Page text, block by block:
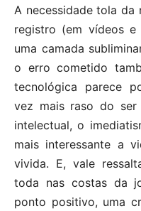
A necessidade tola da
registro (em vídeos
uma camada
o erro cometido
tecnológica parece
vez mais raso do ser
intelectual, o
mais interessante a
vivida. E, vale
toda nas costas da
ponto positivo, uma